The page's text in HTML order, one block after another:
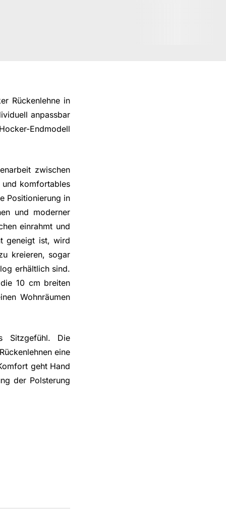
Rückenlehne in
anpassbar
Endmodell
zwischen
komfortables
Positionierung in
und moderner
einrahmt und
geneigt ist, wird
kreieren, sogar
erhältlich sind.
10 cm breiten
Wohnräumen
Sitzgefühl. Die
eine
geht Hand
der Polsterung